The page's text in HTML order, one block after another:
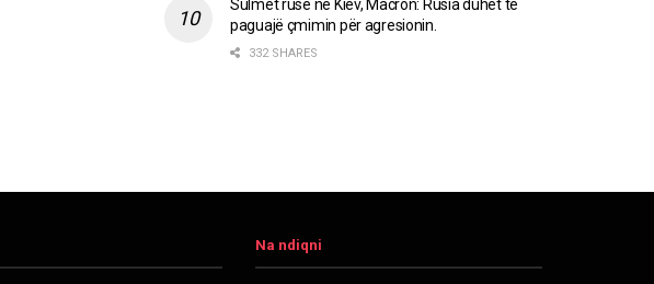
Sulmet ruse në Kiev, Macron: Rusia duhet të
paguajë çmimin për agresionin.
332 SHARES
Na ndiqni